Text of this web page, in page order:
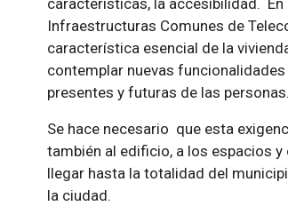
características, la accesibilidad. En
Infraestructuras Comunes de
característica esencial de la
contemplar nuevas
presentes y futuras de las personas.
Se hace necesario que esta
también al edificio, a los espacios
llegar hasta la totalidad del
la ciudad.